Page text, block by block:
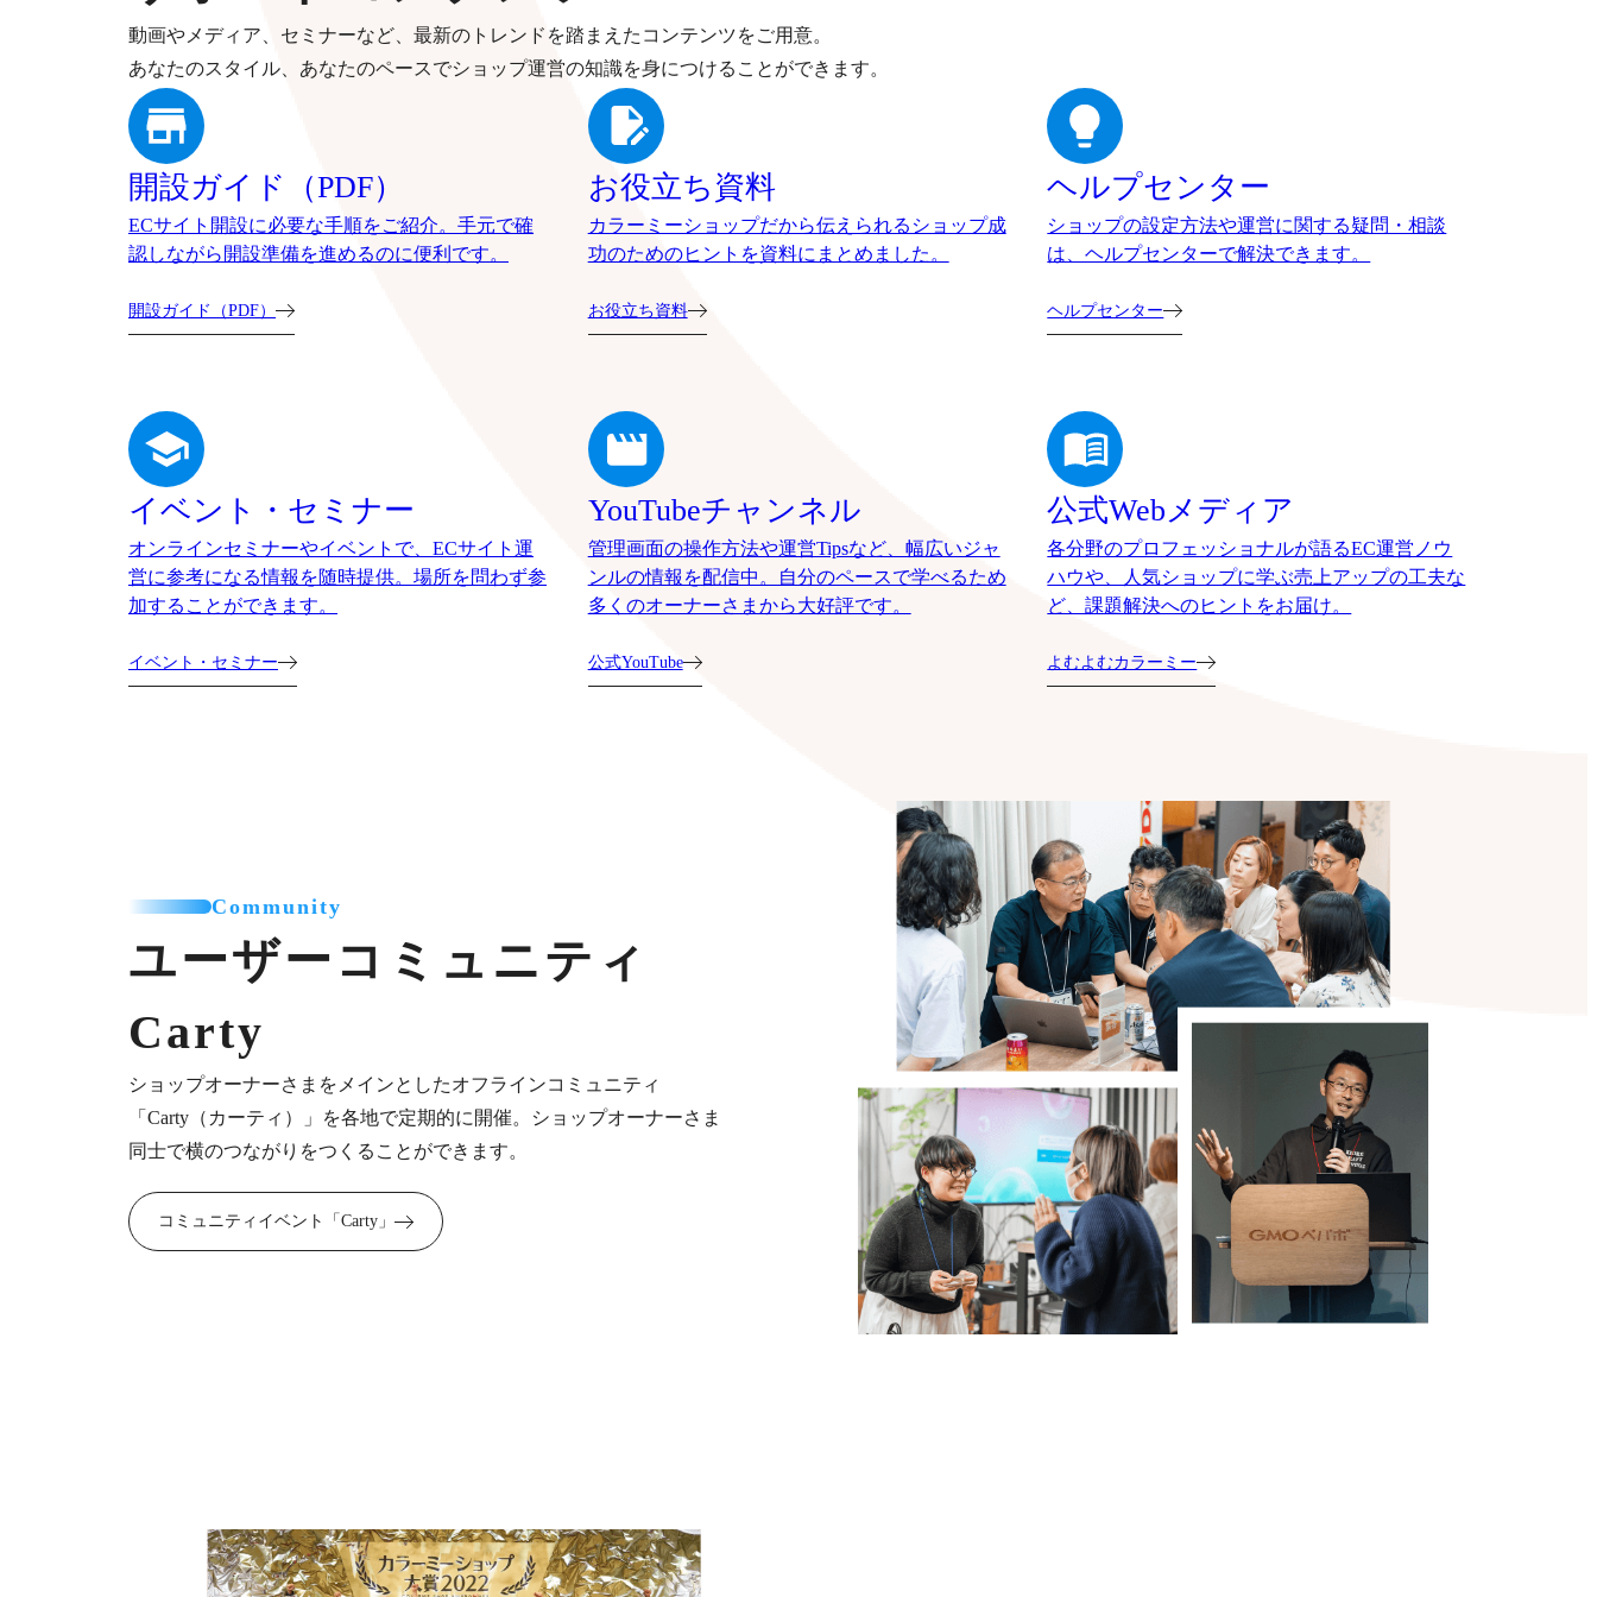
動画やメディア、セミナーなど、最新のトレンドを踏まえたコンテンツをご用意。
あなたのスタイル、あなたのペースでショップ運営の知識を身につけることができます。
開設ガイド（PDF）
ECサイト開設に必要な手順をご紹介。手元で確
認しながら開設準備を進めるのに便利です。
開設ガイド（PDF）
お役立ち資料
カラーミーショップだから伝えられるショップ成
功のためのヒントを資料にまとめました。
お役立ち資料
ヘルプセンター
ショップの設定方法や運営に関する疑問・相談
は、ヘルプセンターで解決できます。
ヘルプセンター
イベント・セミナー
オンラインセミナーやイベントで、ECサイト運
営に参考になる情報を随時提供。場所を問わず参
加することができます。
イベント・セミナー
YouTubeチャンネル
管理画面の操作方法や運営Tipsなど、幅広いジャ
ンルの情報を配信中。自分のペースで学べるため
多くのオーナーさまから大好評です。
公式YouTube
公式Webメディア
各分野のプロフェッショナルが語るEC運営ノウ
ハウや、人気ショップに学ぶ売上アップの工夫な
ど、課題解決へのヒントをお届け。
よむよむカラーミー
Community
ユーザーコミュニティ
Carty
ショップオーナーさまをメインとしたオフラインコミュニティ
「Carty（カーティ）」を各地で定期的に開催。ショップオーナーさま
同士で横のつながりをつくることができます。
コミュニティイベント「Carty」